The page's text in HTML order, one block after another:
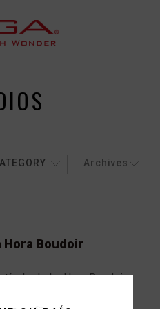
Archives
Hora Boudoir
de La Hora Boudoir
Hora Boudoir